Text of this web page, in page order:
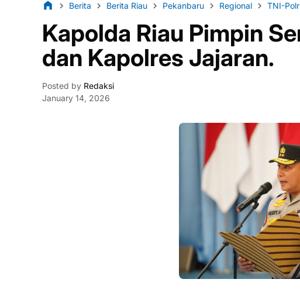
Berita Berita Riau Pekanbaru Regional TNI-
Kapolda Riau Pimpin
dan Kapolres Jajaran.
Posted by Redaksi
January 14, 2026